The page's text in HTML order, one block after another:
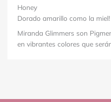
Honey
Dorado amarillo como la miel!
Miranda Glimmers son
en vibrantes colores que